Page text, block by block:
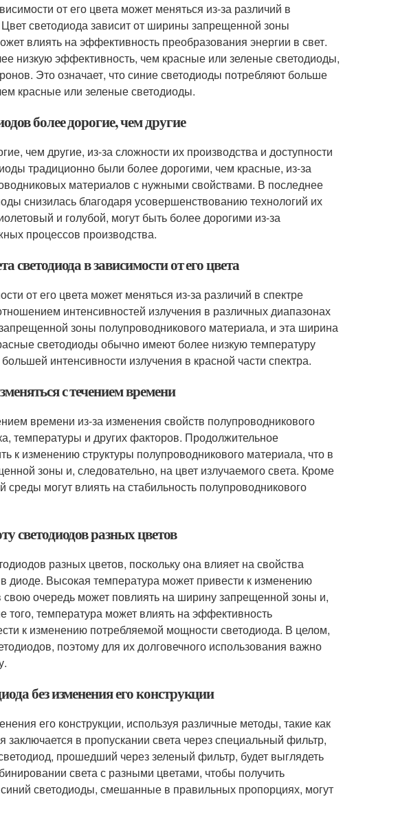
от его цвета может меняться из-за различий в
светодиода зависит от ширины запрещенной зоны
влиять на эффективность преобразования энергии в свет.
низкую эффективность, чем красные или зеленые светодиоды,
Это означает, что синие светодиоды потребляют больше
красные или зеленые светодиоды.
более дорогие, чем другие
чем другие, из-за сложности их производства и доступности
традиционно были более дорогими, чем красные, из-за
материалов с нужными свойствами. В последнее
снизилась благодаря усовершенствованию технологий их
и голубой, могут быть более дорогими из-за
процессов производства.
светодиода в зависимости от его цвета
от его цвета может меняться из-за различий в спектре
интенсивностей излучения в различных диапазонах
зоны полупроводникового материала, и эта ширина
светодиоды обычно имеют более низкую температуру
интенсивности излучения в красной части спектра.
с течением времени
времени из-за изменения свойств полупроводникового
температуры и других факторов. Продолжительное
к изменению структуры полупроводникового материала, что в
зоны и, следовательно, на цвет излучаемого света. Кроме
могут влиять на стабильность полупроводникового
светодиодов разных цветов
разных цветов, поскольку она влияет на свойства
диоде. Высокая температура может привести к изменению
свою очередь может повлиять на ширину запрещенной зоны и,
того, температура может влиять на эффективность
к изменению потребляемой мощности светодиода. В целом,
поэтому для их долговечного использования важно
без изменения его конструкции
его конструкции, используя различные методы, такие как
в пропускании света через специальный фильтр,
прошедший через зеленый фильтр, будет выглядеть
света с разными цветами, чтобы получить
светодиоды, смешанные в правильных пропорциях, могут